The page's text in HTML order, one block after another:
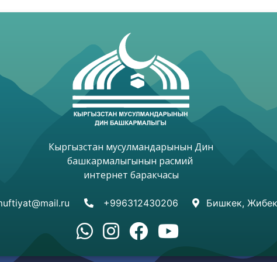
Кыргызстан мусулмандарынын Дин
башкармалыгынын расмий
интернет баракчасы
+996312430206 Бишкек,